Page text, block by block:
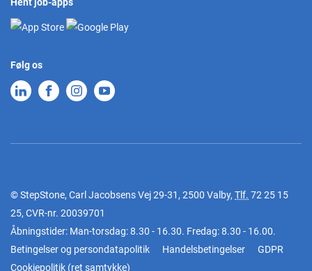
Følg os
© StepStone, Carl Jacobsens Vej 29-31, 2500 Valby, Tlf. 72 25 15
25, CVR-nr. 20039701
Åbningstider: Man-torsdag: 8.30 - 16.30. Fredag: 8.30 - 16.00.
Betingelser og persondatapolitik
Handelsbetingelser
GDPR
Cookiepolitik (ret samtykke)